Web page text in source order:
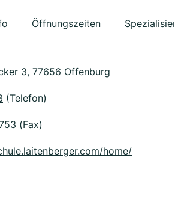
Öffnungszeiten
3, 77656 Offenburg
(Telefon)
(Fax)
home/